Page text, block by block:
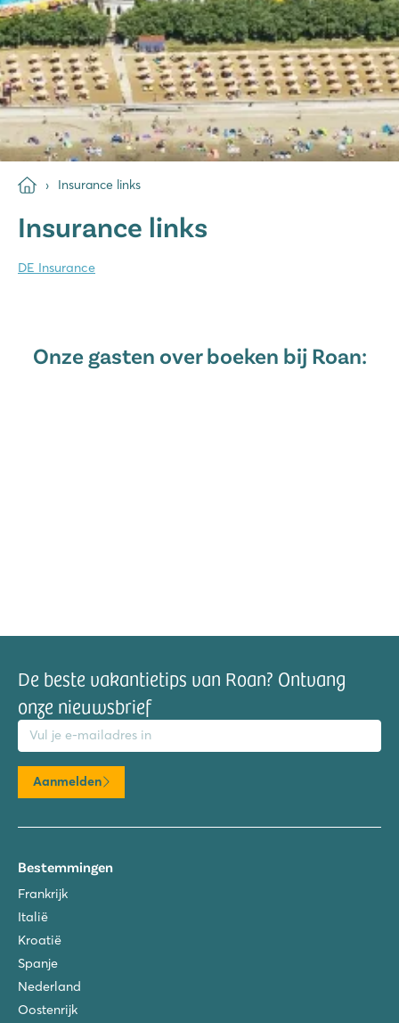
Insurance links
Insurance links
DE Insurance
Onze gasten over boeken bij Roan:
De beste vakantietips van Roan? Ontvang
onze nieuwsbrief
Aanmelden
Bestemmingen
Frankrijk
Italië
Kroatië
Spanje
Nederland
Oostenrijk